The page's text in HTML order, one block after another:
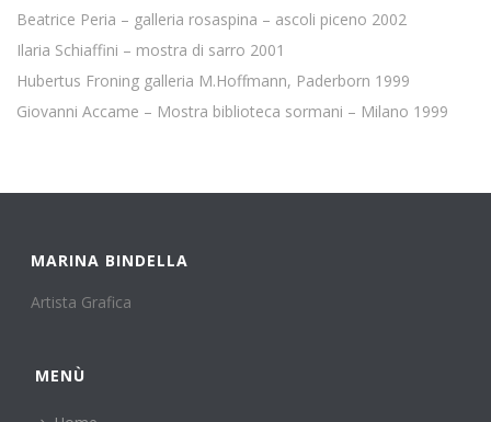
Beatrice Peria – galleria rosaspina – ascoli piceno 2002
Ilaria Schiaffini – mostra di sarro 2001
Hubertus Froning galleria M.Hoffmann, Paderborn 1999
Giovanni Accame – Mostra biblioteca sormani – Milano 1999
MARINA BINDELLA
Artista Grafica
MENÙ